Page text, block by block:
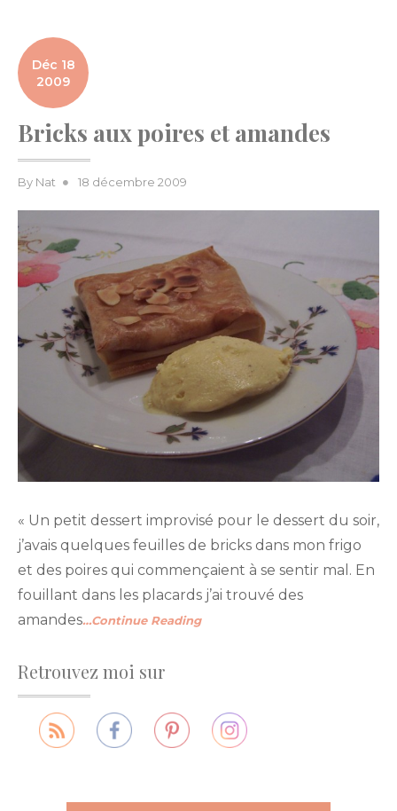
Déc 18
2009
Bricks aux poires et amandes
By Nat
Posted
18 décembre 2009
« Un petit dessert improvisé pour le dessert du soir,
j’avais quelques feuilles de bricks dans mon frigo
et des poires qui commençaient à se sentir mal. En
fouillant dans les placards j’ai trouvé des
amandes…Continue Reading
Retrouvez moi sur